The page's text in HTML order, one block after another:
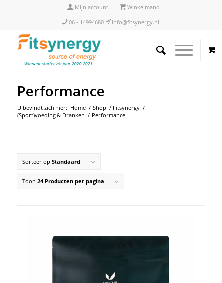
Mijn account
Winkelmand
06 - 14994680
info@fitsynergy.nl
Performance
U bevindt zich hier: Home / Shop / Fitsynergy /
(Sport)voeding & Dranken / Performance
Sorteer op Standaard
Toon 24 Producten per pagina